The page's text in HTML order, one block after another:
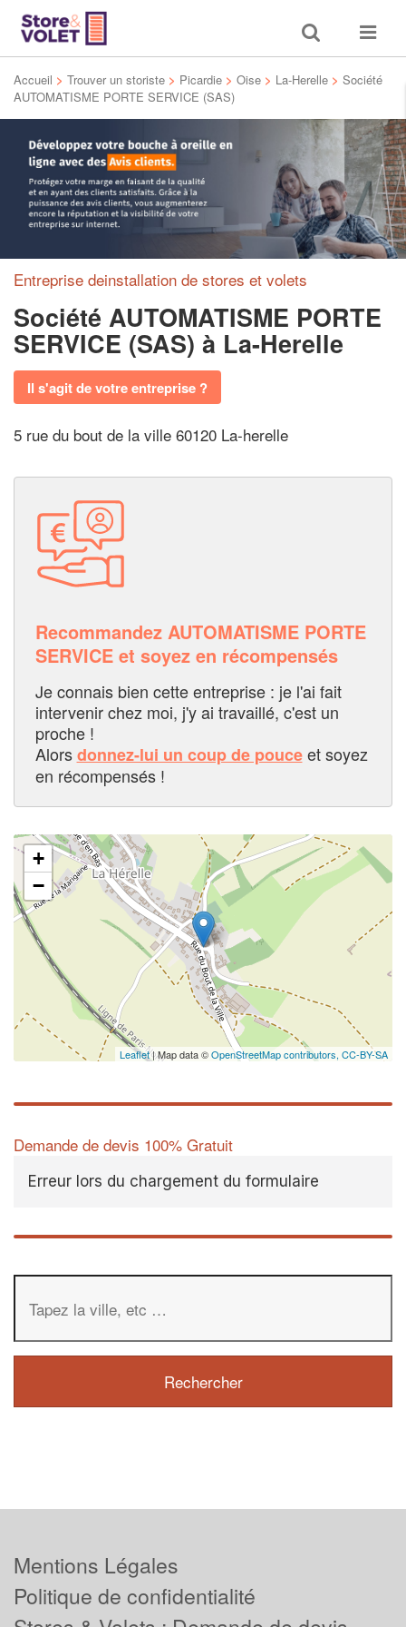
Toggle
search
Toggle
Accueil > Trouver un storiste > Picardie > Oise > La-Herelle > Société
AUTOMATISME PORTE SERVICE (SAS)
Entreprise deinstallation de stores et volets
Société AUTOMATISME PORTE
SERVICE (SAS) à La-Herelle
Il s'agit de votre entreprise ?
5 rue du bout de la ville 60120 La-herelle
Recommandez AUTOMATISME PORTE
SERVICE et soyez en récompensés
Je connais bien cette entreprise : je l'ai fait
intervenir chez moi, j'y ai travaillé, c'est un
proche !
Alorsdonnez-lui un coup de pouceet soyez
en récompensés !
+
−
Leaflet| Map data ©OpenStreetMap contributors, CC-BY-SA
Demande de devis 100% Gratuit
Erreur lors du chargement du formulaire
Mentions Légales
Politique de confidentialité